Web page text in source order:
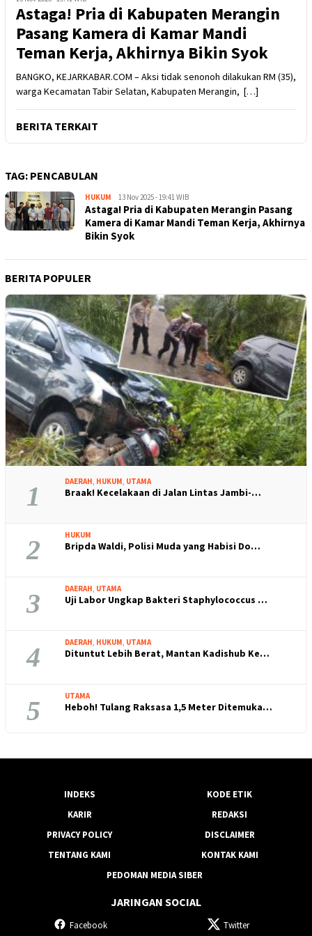
Astaga! Pria di Kabupaten Merangin
Pasang Kamera di Kamar Mandi
Teman Kerja, Akhirnya Bikin Syok
BANGKO, KEJARKABAR.COM – Aksi tidak senonoh dilakukan RM (35),
warga Kecamatan Tabir Selatan, Kabupaten Merangin, […]
BERITA TERKAIT
TAG: PENCABULAN
HUKUM Kejar
Kabar
13 Nov 2025 - 19:41 WIB
Astaga! Pria di Kabupaten Merangin Pasang
Kamera di Kamar Mandi Teman Kerja, Akhirnya
Bikin Syok
BERITA POPULER
1 DAERAH HUKUM UTAMA
Braak! Kecelakaan di Jalan Lintas Jambi-…
2 HUKUM
Bripda Waldi, Polisi Muda yang Habisi Do…
3 DAERAH UTAMA
Uji Labor Ungkap Bakteri Staphylococcus …
4 DAERAH HUKUM UTAMA
Dituntut Lebih Berat, Mantan Kadishub Ke…
5 UTAMA
Heboh! Tulang Raksasa 1,5 Meter Ditemuka…
INDEKS
KODE ETIK
KARIR
REDAKSI
PRIVACY POLICY
DISCLAIMER
TENTANG KAMI
KONTAK KAMI
PEDOMAN MEDIA SIBER
JARINGAN SOCIAL
Facebook Twitter